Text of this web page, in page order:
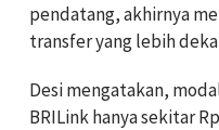
pendatang, akhirnya
transfer yang lebih
Desi mengatakan,
BRILink hanya sekitar